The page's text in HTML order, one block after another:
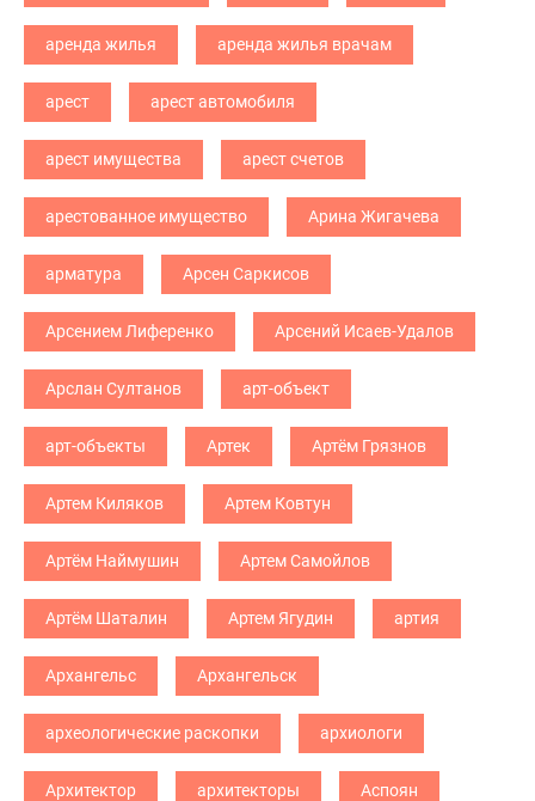
аренда жилья аренда жилья врачам
арест арест автомобиля
арест имущества арест счетов
арестованное имущество Арина Жигачева
арматура Арсен Саркисов
Арсением Лиференко Арсений Исаев-Удалов
Арслан Султанов арт-объект
арт-объекты Артек Артём Грязнов
Артем Киляков Артем Ковтун
Артём Наймушин Артем Самойлов
Артём Шаталин Артем Ягудин артия
Архангельс Архангельск
археологические раскопки архиологи
Архитектор архитекторы Аспоян